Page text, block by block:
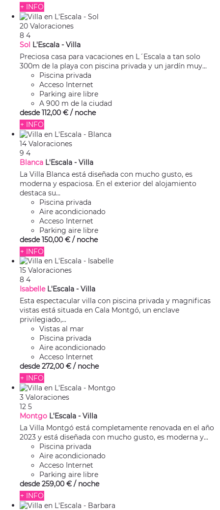
+ INFO
20 Valoraciones
8 4
Sol L'Escala - Villa
Preciosa casa para vacaciones en L´Escala a tan solo
300m de la playa con piscina privada y un jardín muy...
Piscina privada
Acceso Internet
Parking aire libre
A 900 m de la ciudad
desde 112,00 € / noche
+ INFO
14 Valoraciones
9 4
Blanca L'Escala - Villa
La Villa Blanca está diseñada con mucho gusto, es
moderna y espaciosa. En el exterior del alojamiento
destaca su...
Piscina privada
Aire acondicionado
Acceso Internet
Parking aire libre
desde 150,00 € / noche
+ INFO
15 Valoraciones
8 4
Isabelle L'Escala - Villa
Esta espectacular villa con piscina privada y magnificas
vistas está situada en Cala Montgó, un enclave
privilegiado,...
Vistas al mar
Piscina privada
Aire acondicionado
Acceso Internet
desde 272,00 € / noche
+ INFO
3 Valoraciones
12 5
Montgo L'Escala - Villa
La Villa Montgó está completamente renovada en el año
2023 y está diseñada con mucho gusto, es moderna y...
Piscina privada
Aire acondicionado
Acceso Internet
Parking aire libre
desde 259,00 € / noche
+ INFO